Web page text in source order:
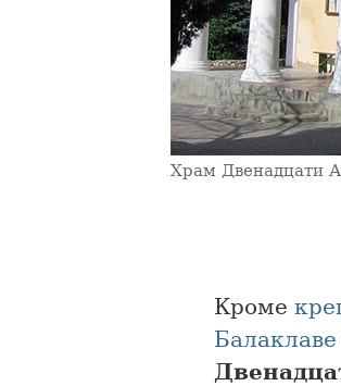
Храм Двенадцати
Кроме
Балаклаве